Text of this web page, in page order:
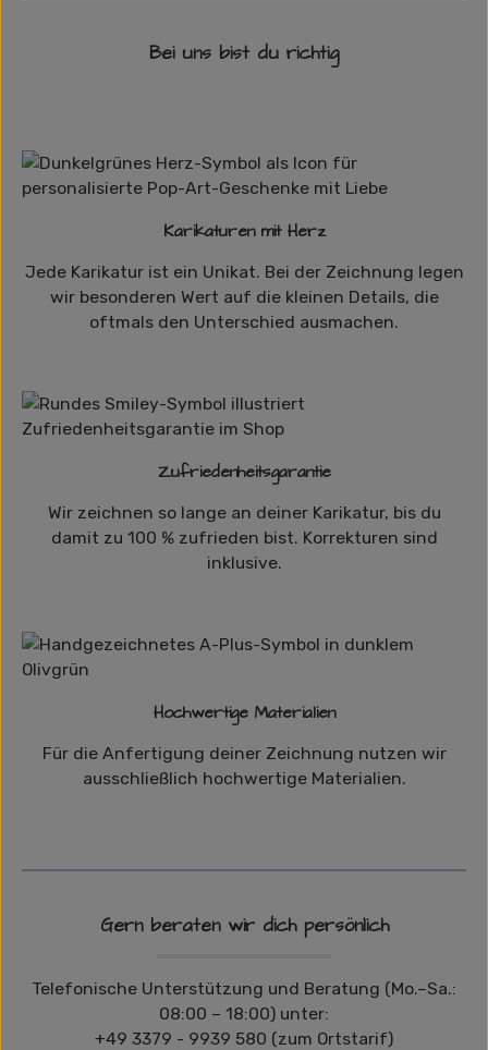
Bei uns bist du richtig
Karikaturen mit Herz
Jede Karikatur ist ein Unikat. Bei der Zeichnung legen
wir besonderen Wert auf die kleinen Details, die
oftmals den Unterschied ausmachen.
Zufriedenheitsgarantie
Wir zeichnen so lange an deiner Karikatur, bis du
damit zu 100 % zufrieden bist. Korrekturen sind
inklusive.
Hochwertige Materialien
Für die Anfertigung deiner Zeichnung nutzen wir
ausschließlich hochwertige Materialien.
Gern beraten wir dich persönlich
Telefonische Unterstützung und Beratung (Mo.–Sa.:
08:00 – 18:00) unter:
+49 3379 - 9939 580 (zum Ortstarif)